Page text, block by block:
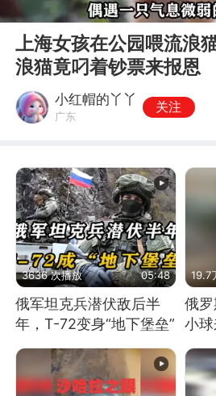
上海女孩在公园喂流浪
浪猫竟叼着钞票来报恩
小红帽的丫丫
广东
关注
3636 次播放 05:48
俄军坦克兵潜伏敌后半
年，T-72变身“地下堡垒”
19.7
俄
小
的